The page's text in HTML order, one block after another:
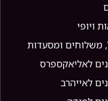
ויופי
משלוחים ומסעדות
לאליאקספרס
לאייהרב